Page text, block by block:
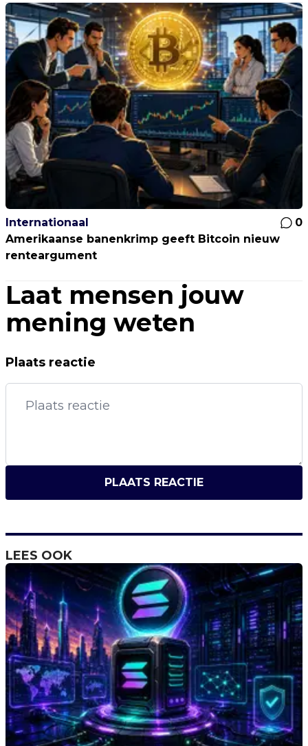
Internationaal
0
Amerikaanse banenkrimp geeft Bitcoin nieuw
renteargument
Laat mensen jouw
mening weten
Plaats reactie
PLAATS REACTIE
LEES OOK